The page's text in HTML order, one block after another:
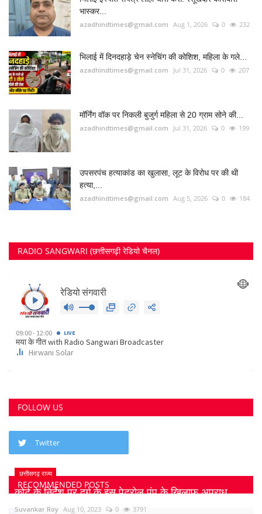
भास्कर...
azadhindtimes@gmail.com Aug 1, 2026 0 232
भिलाई में दिनदहाड़े चेन स्नेचिंग की कोशिश, महिला के गले...
azadhindtimes@gmail.com Jul 31, 2026 0 207
मॉर्निंग वॉक पर निकली बुजुर्ग महिला से 20 ग्राम सोने की...
azadhindtimes@gmail.com Jul 31, 2026 0 199
उपसरपंच हत्याकांड का खुलासा, लूट के विरोध पर की थी
हत्या,...
azadhindtimes@gmail.com Aug 5, 2026 0 184
RADIO SANGWARI (छत्तीसगढ़ी रेडियो चैनल)
FOLLOW US
Twitter
RECOMMENDED POSTS
छत्तीसगढ़ राज्य
कोर्ट के निर्देश पर दुर्ग के इस पेट्रोल पंप के खिलाफ अपराध...
Suvankar Roy Aug 10, 2023 0 3791